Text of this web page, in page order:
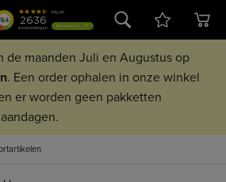
de maanden Juli en Augustus op
. Een order ophalen in onze winkel
er worden geen pakketten